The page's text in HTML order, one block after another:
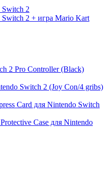
Switch 2
2 + игра Mario Kart
2 Pro Controller (Black)
Switch 2 (Joy Con/4 gribs)
Card для Nintendo Switch
Case для Nintendo